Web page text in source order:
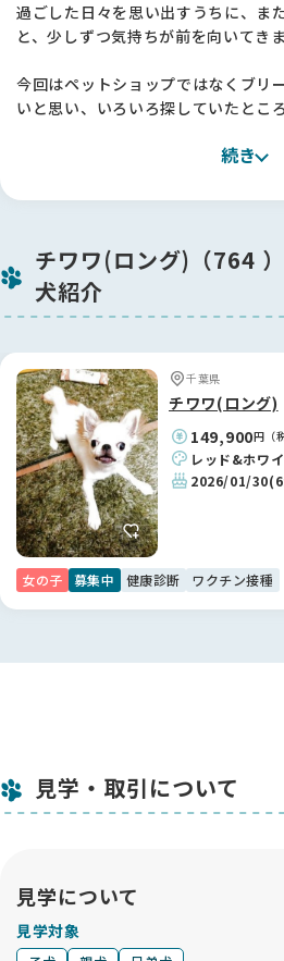
過ごした日々を思い出すうちに、ま
と、少しずつ気持ちが前を向いてきま
今回はペットショップではなくブリ
いと思い、いろいろ探していたとこ
ちを家族のように大切に育てていら
めてだったので少し緊張していた
気さくに対応してくださいました。
お母さん犬や兄弟犬も連れてきてく
の違いまで丁寧に教えてくださった
他に気になっていた子のことも全部
話の仕方や生活の様子まで詳しくお
き渡しのときには「申し訳ない」と
育ててこられたんだなと感じました ✨
お迎えした子はとっても活発で、ケ
ないみたいです。食事もしっかり食
ています 💕
【BreederFamiliesへ】
正直、最初はブリーダーさんを探す
手のサイトだとブリーダーさんがた
状態でした。
が伝わってきて、チェックリストの
なりました。
お迎えまで進むことができました 🌸
続き
チワワ(ロング)（764
犬紹介
千葉県
チワワ(ロング)
149,900円（
レッド&ホワ
2026/01/30
女の子 募集中 健康診断 ワクチン接種
見学・取引について
見学について
見学対象